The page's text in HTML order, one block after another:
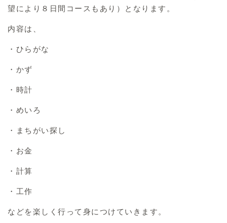
望により８日間コースもあり）となります。
内容は、
・ひらがな
・かず
・時計
・めいろ
・まちがい探し
・お金
・計算
・工作
などを楽しく行って身につけていきます。